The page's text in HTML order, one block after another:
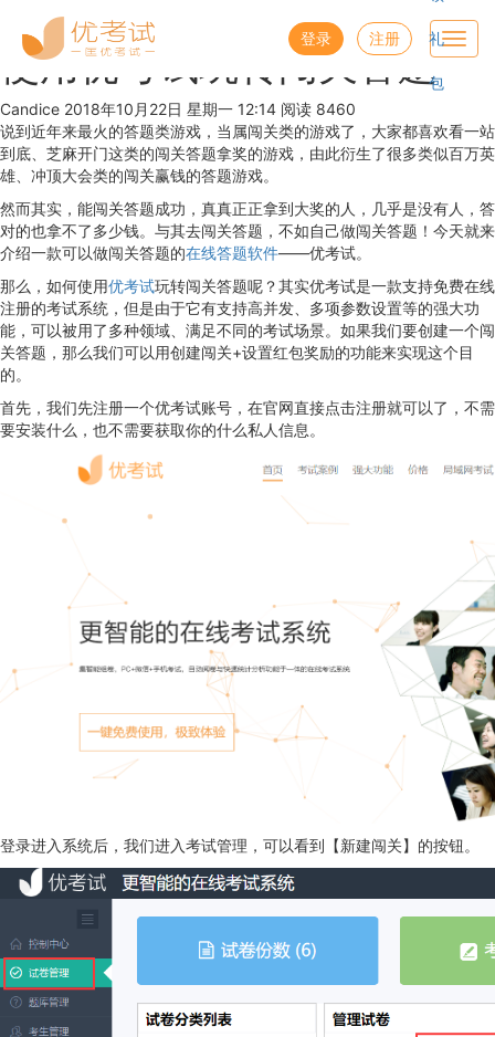
登录 注册 礼
包
使用优考试玩转闯关答题
Candice 2018年10月22日 星期一 12:14 阅读 8460
说到近年来最火的答题类游戏，当属闯关类的游戏了，大家都喜欢看一站
到底、芝麻开门这类的闯关答题拿奖的游戏，由此衍生了很多类似百万英
雄、冲顶大会类的闯关赢钱的答题游戏。
然而其实，能闯关答题成功，真真正正拿到大奖的人，几乎是没有人，答
对的也拿不了多少钱。与其去闯关答题，不如自己做闯关答题！今天就来
介绍一款可以做闯关答题的在线答题软件——优考试。
那么，如何使用优考试玩转闯关答题呢？其实优考试是一款支持免费在线
注册的考试系统，但是由于它有支持高并发、多项参数设置等的强大功
能，可以被用了多种领域、满足不同的考试场景。如果我们要创建一个闯
关答题，那么我们可以用创建闯关+设置红包奖励的功能来实现这个目
的。
首先，我们先注册一个优考试账号，在官网直接点击注册就可以了，不需
要安装什么，也不需要获取你的什么私人信息。
登录进入系统后，我们进入考试管理，可以看到【新建闯关】的按钮。